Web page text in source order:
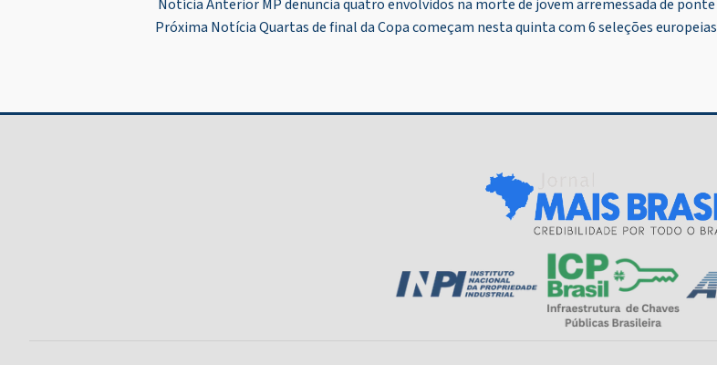
Notícia Anterior MP denuncia quatro envolvidos na morte de jovem arremessada de ponte
Próxima NotíciaQuartas de final da Copa começam nesta quinta com 6 seleções europeias